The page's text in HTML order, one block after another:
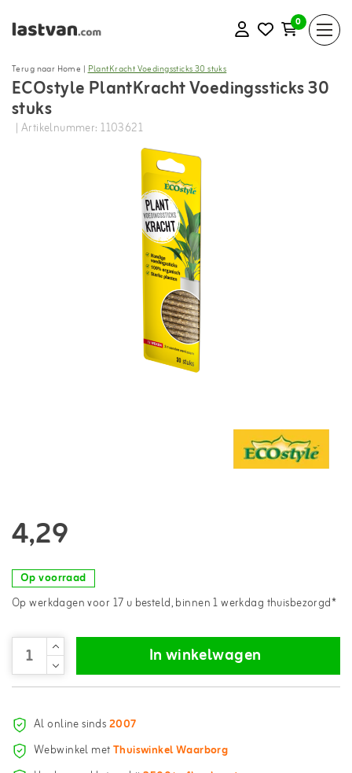
0
Terug naar Home |PlantKracht Voedingssticks 30 stuks
ECOstyle PlantKracht Voedingssticks 30
stuks
| Artikelnummer: 1103621
4,29
Op voorraad
Op werkdagen voor 17 u besteld, binnen 1 werkdag thuisbezorgd*
In winkelwagen
Al online sinds2007
Webwinkel metThuiswinkel Waarborg